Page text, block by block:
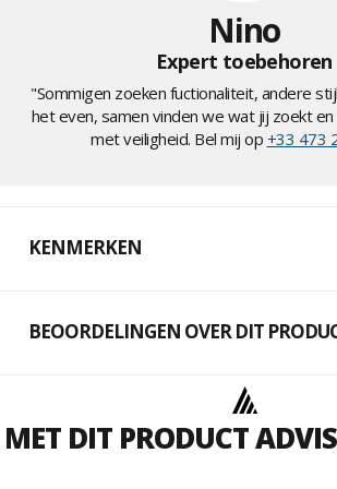
Nino
Expert toebehoren
"Sommigen zoeken fuctionaliteit, andere
het even, samen vinden we wat jij zoekt
met veiligheid. Bel mij op +33 473
KENMERKEN
BEOORDELINGEN OVER DIT
MET DIT PRODUCT